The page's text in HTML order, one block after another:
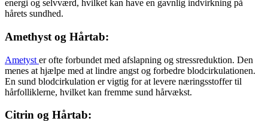
energi og selvværd, hvilket kan have en gavnlig indvirkning på
hårets sundhed.
Amethyst og Hårtab:
Ametyst er ofte forbundet med afslapning og stressreduktion. Den
menes at hjælpe med at lindre angst og forbedre blodcirkulationen.
En sund blodcirkulation er vigtig for at levere næringsstoffer til
hårfolliklerne, hvilket kan fremme sund hårvækst.
Citrin og Hårtab: